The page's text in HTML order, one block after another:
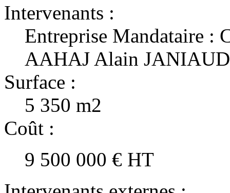
Intervenants :
Entreprise Mandataire
AAHAJ Alain JANIAUD
Surface :
5 350 m2
Coût :
9 500 000 € HT